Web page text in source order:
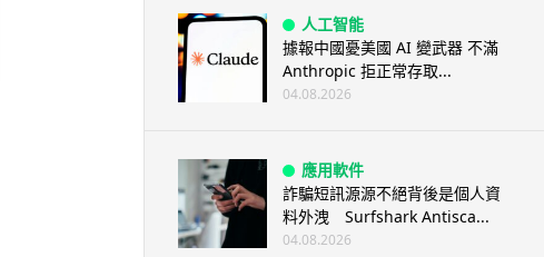
人工智能
據報中國憂美國 AI 變武器 不滿
Anthropic 拒正常存取...
04.08.2026
應用軟件
詐騙短訊源源不絕背後是個人資
料外洩 Surfshark Antisca...
04.08.2026